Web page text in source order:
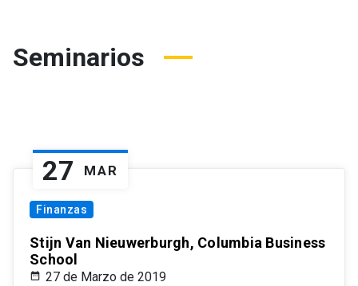
Seminarios
27 MAR
Finanzas
Stijn Van Nieuwerburgh, Columbia Business
School
27 de Marzo de 2019